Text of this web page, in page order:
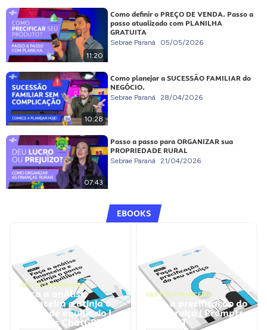
11:20
Como definir o PREÇO DE VENDA. Passo a
passo atualizado com PLANILHA
GRATUITA
Sebrae Paraná 05/05/2026
10:28
Como planejar a SUCESSÃO FAMILIAR do
NEGÓCIO.
Sebrae Paraná 28/04/2026
07:43
Passo a passo para ORGANIZAR sua
PROPRIEDADE RURAL
Sebrae Paraná 21/04/2026
EBOOKS
GESTÃO FINANCEIRA
Faça a análise
financeira e atinja o
ponto de equilíbrio |
Prompts ChatGPT
GESTÃO FINANCEIRA
Faça a precificação do
seu serviço | Prompts
ChatGPT